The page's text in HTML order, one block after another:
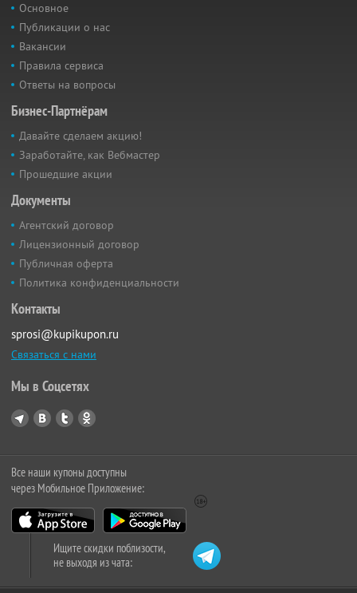
Основное
Публикации о нас
Вакансии
Правила сервиса
Ответы на вопросы
Бизнес-Партнёрам
Давайте сделаем акцию!
Заработайте, как Вебмастер
Прошедшие акции
Документы
Агентский договор
Лицензионный договор
Публичная оферта
Политика конфиденциальности
Контакты
sprosi@kupikupon.ru
Связаться с нами
Мы в Соцсетях
Все наши купоны доступны
через Мобильное Приложение:
Ищите скидки поблизости,
не выходя из чата: